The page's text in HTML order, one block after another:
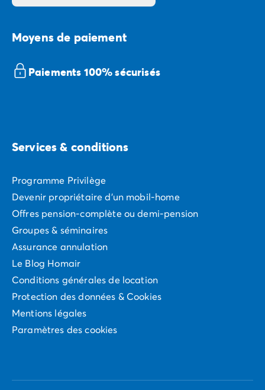
Moyens de paiement
Paiements 100% sécurisés
Services & conditions
Programme Privilège
Devenir propriétaire d'un mobil-home
Offres pension-complète ou demi-pension
Groupes & séminaires
Assurance annulation
Le Blog Homair
Conditions générales de location
Protection des données & Cookies
Mentions légales
Paramètres des cookies